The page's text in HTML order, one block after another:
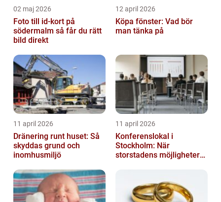
02 maj 2026
Foto till id-kort på
södermalm så får du rätt
bild direkt
12 april 2026
Köpa fönster: Vad bör
man tänka på
11 april 2026
Dränering runt huset: Så
skyddas grund och
inomhusmiljö
11 april 2026
Konferenslokal i
Stockholm: När
storstadens möjligheter